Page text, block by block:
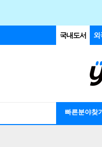
국내도서 외
빠른분야찾기